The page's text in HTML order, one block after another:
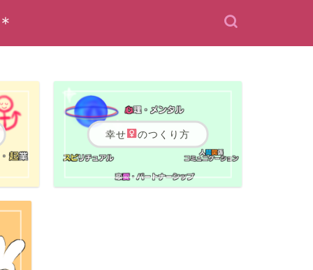
幸せ のつくり方